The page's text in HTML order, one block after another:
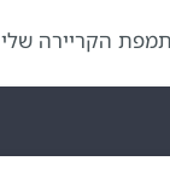
מפת הקריירה שלי